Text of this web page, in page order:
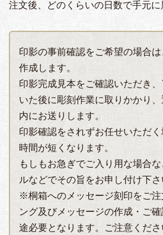
注文後、どのくらいの日数で手元に
印影の事前確認をご希望の場合
作成します。
印影完成見本をご確認いただき
いた後に彫刻作業に取りかかり
内にお送りします。
印影確認をされずお任せいただ
時間が短くなります。
もしもお急ぎでご入り用な場合
ルなどでその旨をお申し付け下さ
※桐箱へのメッセージ刻印をご注
ング及びメッセージの作成・ご
途必要となります。ご注意くださ